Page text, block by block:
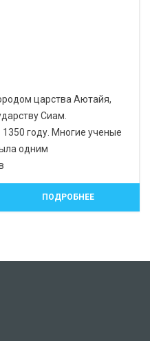
царства Аютайя,
Сиам.
году. Многие ученые
одним
ПОДРОБНЕЕ